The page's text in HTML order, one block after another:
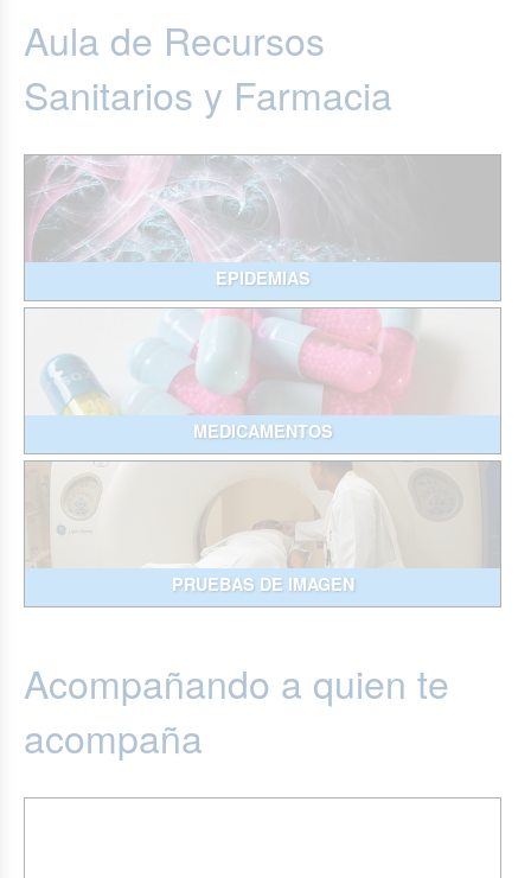
Aula de Recursos
Sanitarios y Farmacia
EPIDEMIAS
MEDICAMENTOS
PRUEBAS DE IMAGEN
Acompañando a quien te
acompaña